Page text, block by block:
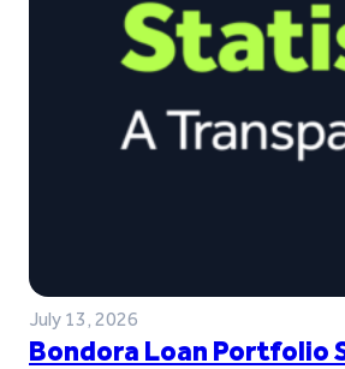
July 13, 2026
Bondora Loan Portfolio